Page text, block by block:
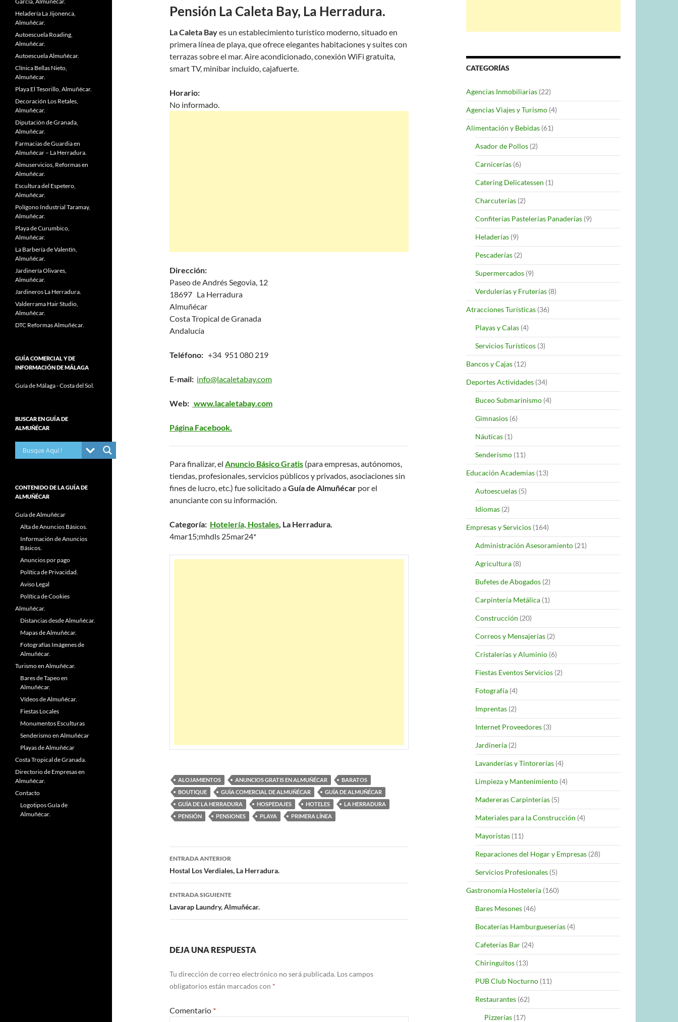
Pensión La Caleta Bay, La Herradura.
La Caleta Bayes un establecimiento turístico moderno, situado en
primera línea de playa, que ofrece elegantes habitaciones y suites con
terrazas sobre el mar. Aire acondicionado, conexión WiFi gratuita,
smart TV, minibar incluido, cajafuerte.
Horario:
No informado.
Dirección:
Paseo de Andrés Segovia, 12
18697 La Herradura
Almuñécar
Costa Tropical de Granada
Andalucía
Teléfono: +34 951 080 219
E-mail: info@lacaletabay.com
Web: www.lacaletabay.com
Página Facebook.
Para finalizar, el Anuncio Básico Gratis (para empresas, autónomos,
tiendas, profesionales, servicios públicos y privados, asociaciones sin
fines de lucro, etc.) fue solicitado aGuía de Almuñécar por el
anunciante con su información.
Categoría: Hotelería, Hostales, La Herradura.
4mar15;mhdls 25mar24*
ALOJAMIENTOS ANUNCIOS GRATIS EN ALMUÑÉCAR
BARATOS
BOUTIQUE
GUÍA COMERCIAL DE ALMUÑÉCAR
GUÍA DE ALMUÑÉCAR
GUÍA DE LA HERRADURA
HOSPEDAJES HOTELES
LA HERRADURA
PENSIÓN
PENSIONES PLAYA PRIMERA LÍNEA
Navegación
de
entradas
ENTRADA ANTERIOR
Hostal Los Verdiales, La Herradura.
ENTRADA SIGUIENTE
Lavarap Laundry, Almuñécar.
DEJA UNA RESPUESTA
Tu dirección de correo electrónico no será publicada. Los campos
obligatorios están marcados con *
Comentario *
CATEGORÍAS
Agencias Inmobiliarias (22)
Agencias Viajes y Turismo (4)
Alimentación y Bebidas (61)
Asador de Pollos (2)
Carnicerías (6)
Catering Delicatessen (1)
Charcuterías (2)
Confiterías Pastelerías Panaderías (9)
Heladerías (9)
Pescaderías (2)
Supermercados (9)
Verdulerías y Fruterías (8)
Atracciones Turísticas (36)
Playas y Calas (4)
Servicios Turísticos (3)
Bancos y Cajas (12)
Deportes Actividades (34)
Buceo Submarinismo (4)
Gimnasios (6)
Náuticas (1)
Senderismo (11)
Educación Academias (13)
Autoescuelas (5)
Idiomas (2)
Empresas y Servicios (164)
Administración Asesoramiento (21)
Agricultura (8)
Bufetes de Abogados (2)
Carpintería Metálica (1)
Construcción (20)
Correos y Mensajerías (2)
Cristalerías y Aluminio (6)
Fiestas Eventos Servicios (2)
Fotografía (4)
Imprentas (2)
Internet Proveedores (3)
Jardinería (2)
Lavanderías y Tintorerías (4)
Limpieza y Mantenimiento (4)
Madereras Carpinterías (5)
Materiales para la Construcción (4)
Mayoristas (11)
Reparaciones del Hogar y Empresas (28)
Servicios Profesionales (5)
Gastronomía Hostelería (160)
Bares Mesones (46)
Bocaterías Hamburgueserías (4)
Cafeterías Bar (24)
Chiringuitos (13)
PUB Club Nocturno (11)
Restaurantes (62)
Pizzerías (17)
Heladería La Jijonenca,
Almuñécar.
Autoescuela Roading,
Almuñécar.
Autoescuela Almuñécar.
Clínica Bellas Nieto,
Almuñécar.
Playa El Tesorillo, Almuñécar.
Decoración Los Retales,
Almuñécar.
Diputación de Granada,
Almuñécar.
Farmacias de Guardia en
Almuñécar – La Herradura.
Almuservicios, Reformas en
Almuñécar.
Escultura del Espetero,
Almuñécar.
Polígono Industrial Taramay,
Almuñécar.
Playa de Curumbico,
Almuñécar.
La Barbería de Valentín,
Almuñécar.
Jardinería Olivares,
Almuñécar.
Jardineros La Herradura.
Valderrama Hair Studio,
Almuñécar.
DTC Reformas Almuñécar.
GUÍA COMERCIAL Y DE
INFORMACIÓN DE MÁLAGA
Guía de Málaga - Costa del Sol.
BUSCAR EN GUÍA DE
ALMUÑÉCAR
CONTENIDO DE LA GUÍA DE
ALMUÑÉCAR
Guía de Almuñécar
Alta de Anuncios Básicos.
Información de Anuncios
Básicos.
Anuncios por pago
Política de Privacidad.
Aviso Legal
Política de Cookies
Almuñécar.
Distancias desde Almuñécar.
Mapas de Almuñécar.
Fotografías Imágenes de
Almuñécar.
Turismo en Almuñécar.
Bares de Tapeo en
Almuñécar.
Vídeos de Almuñécar.
Fiestas Locales
Monumentos Esculturas
Senderismo en Almuñécar
Playas de Almuñécar
Costa Tropical de Granada.
Directorio de Empresas en
Almuñécar.
Contacto
Logotipos Guía de
Almuñécar.